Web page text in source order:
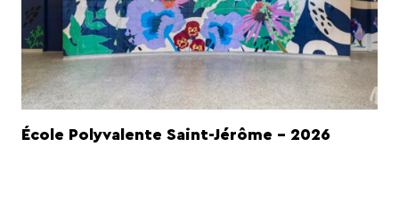
École Polyvalente Saint-Jérôme - 2026